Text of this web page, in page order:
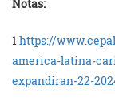
Notas:
1https://
america-latina-
expandiran-22-